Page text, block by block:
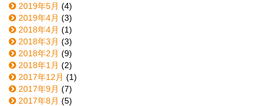
2019年5月 (4)
2019年4月 (3)
2018年4月 (1)
2018年3月 (3)
2018年2月 (9)
2018年1月 (2)
2017年12月 (1)
2017年9月 (7)
2017年8月 (5)